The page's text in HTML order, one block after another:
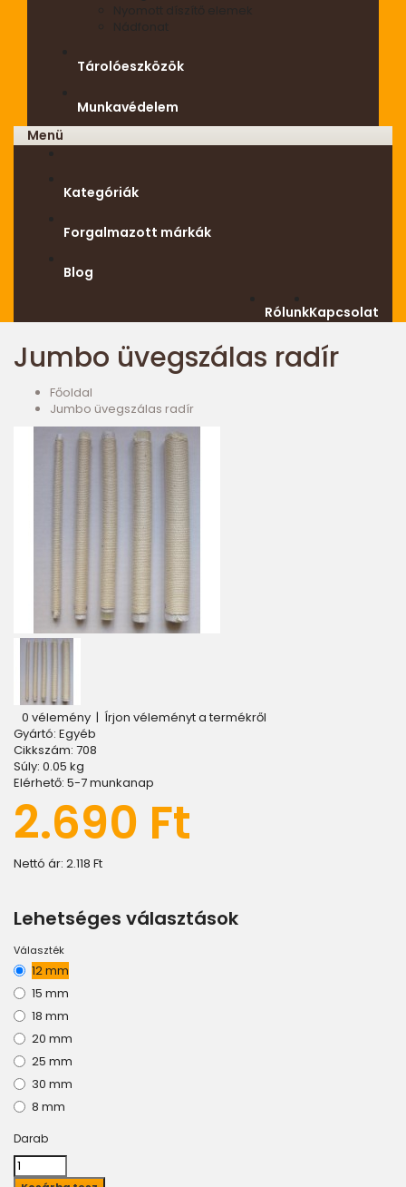
Nyomott díszítő elemek
Tárolóeszközök
Munkavédelem
Menü
Kategóriák
Forgalmazott márkák
Blog
Kapcsolat
Rólunk
Jumbo üvegszálas radír
Főoldal
Jumbo üvegszálas radír
0 vélemény | Írjon véleményt a termékről
Gyártó: Egyéb
Cikkszám: 708
Súly: 0.05 kg
Elérhető: 5-7 munkanap
2.690 Ft
Nettó ár: 2.118 Ft
Lehetséges választások
Választék
12 mm
15 mm
18 mm
20 mm
25 mm
30 mm
8 mm
Darab